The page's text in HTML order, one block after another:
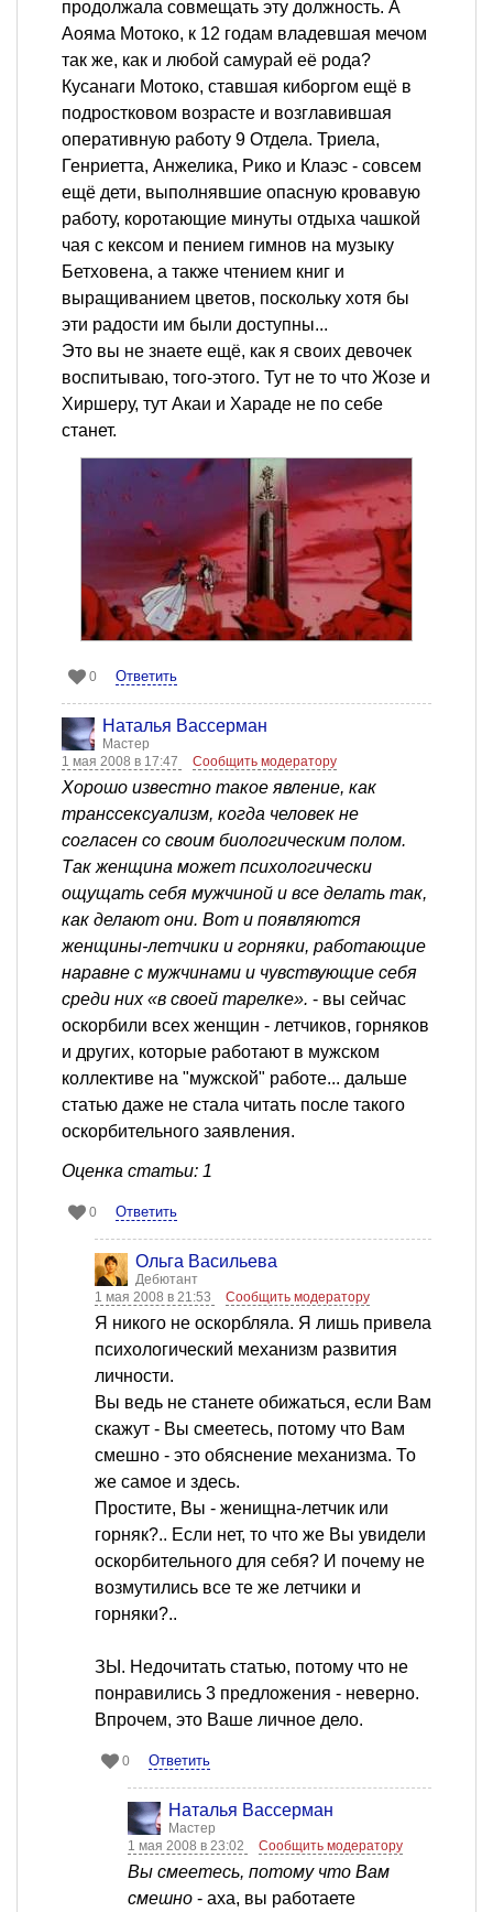
продолжала совмещать эту должность. А
Аояма Мотоко, к 12 годам владевшая мечом
так же, как и любой самурай её рода?
Кусанаги Мотоко, ставшая киборгом ещё в
подростковом возрасте и возглавившая
оперативную работу 9 Отдела. Триела,
Генриетта, Анжелика, Рико и Клаэс - совсем
ещё дети, выполнявшие опасную кровавую
работу, коротающие минуты отдыха чашкой
чая с кексом и пением гимнов на музыку
Бетховена, а также чтением книг и
выращиванием цветов, поскольку хотя бы
эти радости им были доступны...
Это вы не знаете ещё, как я своих девочек
воспитываю, того-этого. Тут не то что Жозе и
Хиршеру, тут Акаи и Хараде не по себе
станет.
0 Ответить
Наталья Вассерман
Мастер
1 мая 2008 в 17:47
Сообщить модератору
Хорошо известно такое явление, как
транссексуализм, когда человек не
согласен со своим биологическим полом.
Так женщина может психологически
ощущать себя мужчиной и все делать так,
как делают они. Вот и появляются
женщины-летчики и горняки, работающие
наравне с мужчинами и чувствующие себя
среди них «в своей тарелке». - вы сейчас
оскорбили всех женщин - летчиков, горняков
и других, которые работают в мужском
коллективе на "мужской" работе... дальше
статью даже не стала читать после такого
оскорбительного заявления.
Оценка статьи: 1
0 Ответить
Ольга Васильева
Дебютант
1 мая 2008 в 21:53
Сообщить модератору
Я никого не оскорбляла. Я лишь привела
психологический механизм развития
личности.
Вы ведь не станете обижаться, если Вам
скажут - Вы смеетесь, потому что Вам
смешно - это обяснение механизма. То
же самое и здесь.
Простите, Вы - женищна-летчик или
горняк?.. Если нет, то что же Вы увидели
оскорбительного для себя? И почему не
возмутились все те же летчики и
горняки?..
ЗЫ. Недочитать статью, потому что не
понравились 3 предложения - неверно.
Впрочем, это Ваше личное дело.
0 Ответить
Наталья Вассерман
Мастер
1 мая 2008 в 23:02
Сообщить модератору
Вы смеетесь, потому что Вам
смешно - аха, вы работаете